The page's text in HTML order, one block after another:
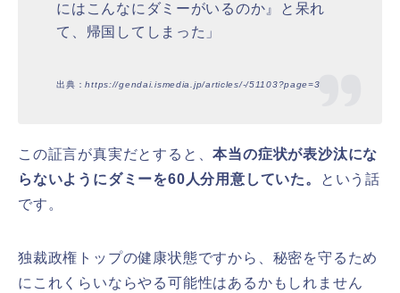
にはこんなにダミーがいるのか』と呆れ
て、帰国してしまった」
出典：https://gendai.ismedia.jp/articles/-/51103?page=3
この証言が真実だとすると、本当の症状が表沙汰にな
らないようにダミーを60人分用意していた。
という話
です。
独裁政権トップの健康状態ですから、秘密を守るため
にこれくらいならやる可能性はあるかもしれません